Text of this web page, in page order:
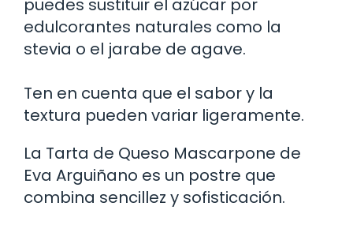
puedes sustituir el azúcar por
edulcorantes naturales como la
stevia o el jarabe de agave.
Ten en cuenta que el sabor y la
textura pueden variar ligeramente.
La Tarta de Queso Mascarpone de
Eva Arguiñano es un postre que
combina sencillez y sofisticación.